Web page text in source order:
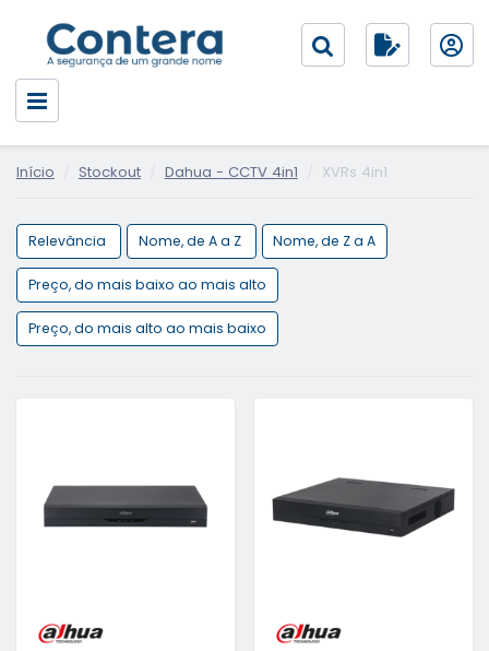
Início Stockout Dahua - CCTV 4in1 XVRs 4in1
Relevância Nome, de A a Z Nome, de Z a A
Preço, do mais baixo ao mais alto
Preço, do mais alto ao mais baixo